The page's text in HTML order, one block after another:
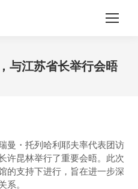
与江苏省长举行会晤
曼・托列哈利耶夫率代表团访
许昆林举行了重要会晤。此次
的支持下进行，旨在进一步深
系。